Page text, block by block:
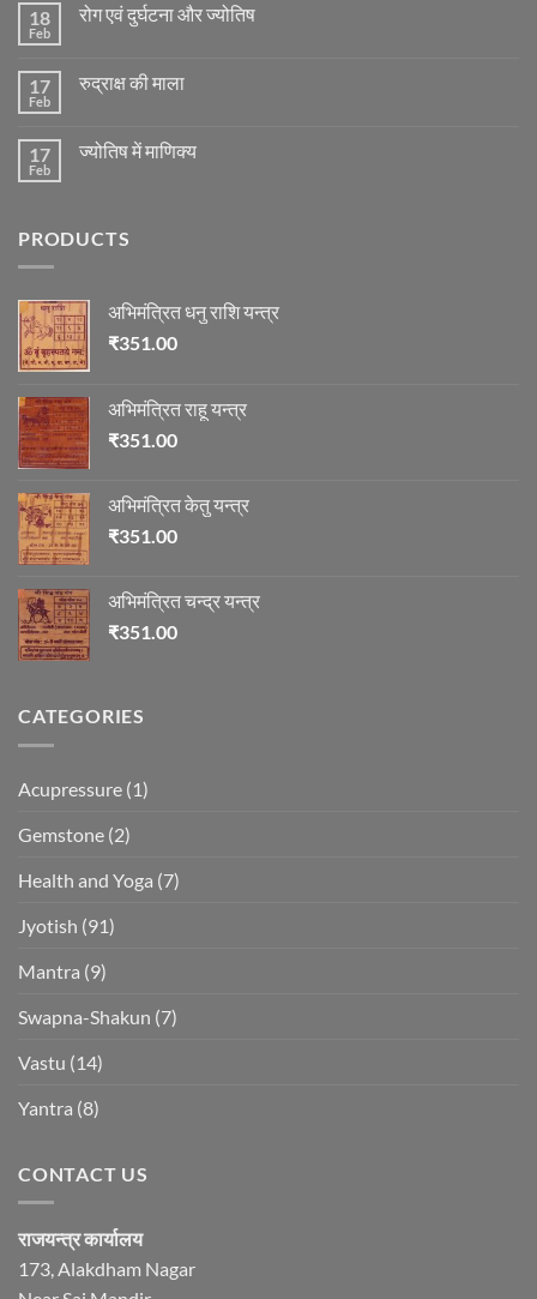
मंगल
के
अनुसार
विचार
18
Feb
रोग एवं दुर्घटना और ज्योतिष
रोग
ज्योतिष
17
Feb
रुद्राक्ष की माला
रुद्राक्ष
17
Feb
ज्योतिष में माणिक्य
में
PRODUCTS
अभिमंत्रित धनु राशि यन्त्र
₹351.00
अभिमंत्रित राहू यन्त्र
₹351.00
अभिमंत्रित केतु यन्त्र
₹351.00
अभिमंत्रित चन्द्र यन्त्र
₹351.00
CATEGORIES
Acupressure (1)
Gemstone (2)
Health and Yoga (7)
Jyotish (91)
Mantra (9)
Swapna-Shakun (7)
Vastu (14)
Yantra (8)
CONTACT US
राजयन्त्र कार्यालय
173, Alakdham Nagar